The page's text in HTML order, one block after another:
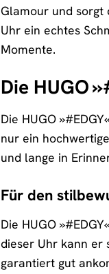
Glamour und sorgt
Uhr ein echtes
Momente.
Die HUGO
Die HUGO
nur ein
und lange in
Für den
Die HUGO
dieser Uhr kann er
garantiert gut